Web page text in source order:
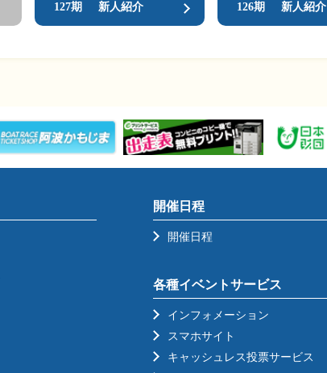
127期 新人紹介 126期 新人紹介
開催日程
開催日程
各種イベントサービス
インフォメーション
スマホサイト
キャッシュレス投票サービス